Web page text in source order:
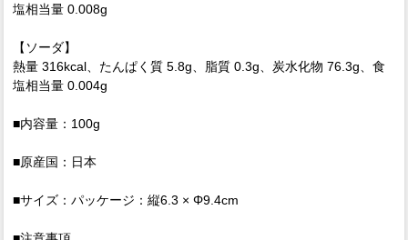
塩相当量 0.008g
【ソーダ】
熱量 316kcal、たんぱく質 5.8g、脂質 0.3g、炭水化物 76.3g、食
塩相当量 0.004g
■内容量：100g
■原産国：日本
■サイズ：パッケージ：縦6.3 × Φ9.4cm